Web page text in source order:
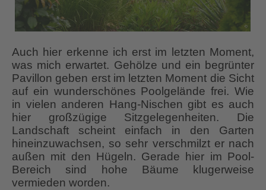
Auch hier erkenne ich erst im letzten Moment,
was mich erwartet. Gehölze und ein begrünter
Pavillon geben erst im letzten Moment die Sicht
auf ein wunderschönes Poolgelände frei. Wie
in vielen anderen Hang-Nischen gibt es auch
hier großzügige Sitzgelegenheiten. Die
Landschaft scheint einfach in den Garten
hineinzuwachsen, so sehr verschmilzt er nach
außen mit den Hügeln. Gerade hier im Pool-
Bereich sind hohe Bäume klugerweise
vermieden worden.